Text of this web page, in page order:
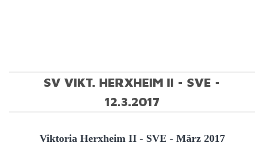
SV VIKT. HERXHEIM II - SVE -
12.3.2017
Viktoria Herxheim II - SVE - März 2017